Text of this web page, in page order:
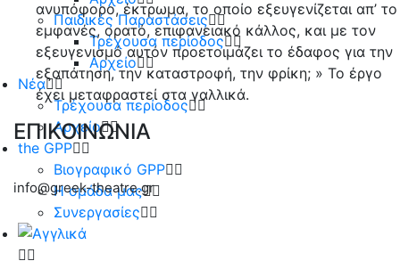
Παιδικές Παραστάσεις
Τρέχουσα περίοδος
Αρχείο
Νέα
Τρέχουσα περίοδος
Αρχείο
the GPP
Βιογραφικό GPP
Η ομάδα μας
Συνεργασίες
ανυπόφορο, έκτρωμα, το οποίο εξευγενίζεται απ’ το
εμφανές, ορατό, επιφανειακό κάλλος, και με τον
εξευγενισμό αυτόν προετοιμάζει το έδαφος για την
εξαπάτηση, την καταστροφή, την φρίκη; » Το έργο
έχει μεταφραστεί στα γαλλικά.
ΕΠΙΚΟΙΝΩΝΙΑ
info@greek-theatre.gr